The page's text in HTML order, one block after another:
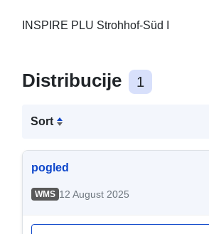
INSPIRE PLU Strohhof-Süd I
Distribucije 1
Sort
pogled
WMS 12 August 2025